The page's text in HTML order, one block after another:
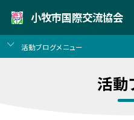
小牧市国際交流協会
活動ブログメニュー
活動